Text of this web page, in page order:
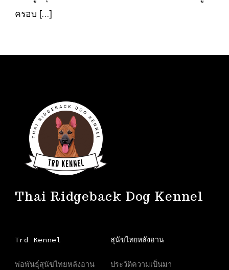
ครอบ […]
Thai Ridgeback Dog Kennel
Trd Kennel
พ่อพันธุ์สุนัขไทยหลังอาน
สุนัขไทยหลังอาน
ประวัติความเป็นมา